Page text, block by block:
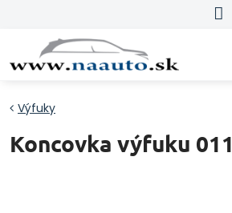
Výfuky
Koncovka výfuku 011